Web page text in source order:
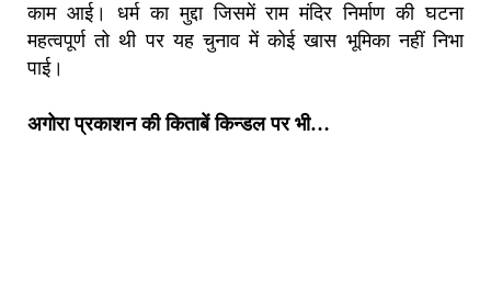
काम आई। धर्म का मुद्दा जिसमें राम मंदिर निर्माण की घटना
महत्वपूर्ण तो थी पर यह चुनाव में कोई खास भूमिका नहीं निभा
पाई।
अगोरा प्रकाशन की किताबें किन्डल पर भी…